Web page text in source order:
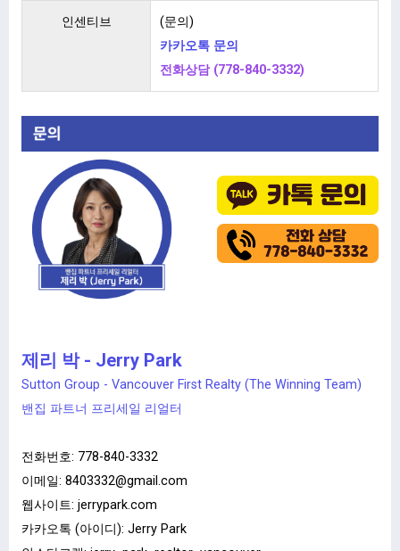
인센티브
(문의)
카카오톡 문의
전화상담 (778-840-3332)
제리 박 - Jerry Park
Sutton Group - Vancouver First Realty (The Winning Team)
밴집 파트너 프리세일 리얼터
전화번호: 778-840-3332
이메일: 8403332@gmail.com
웹사이트: jerrypark.com
카카오톡 (아이디): Jerry Park